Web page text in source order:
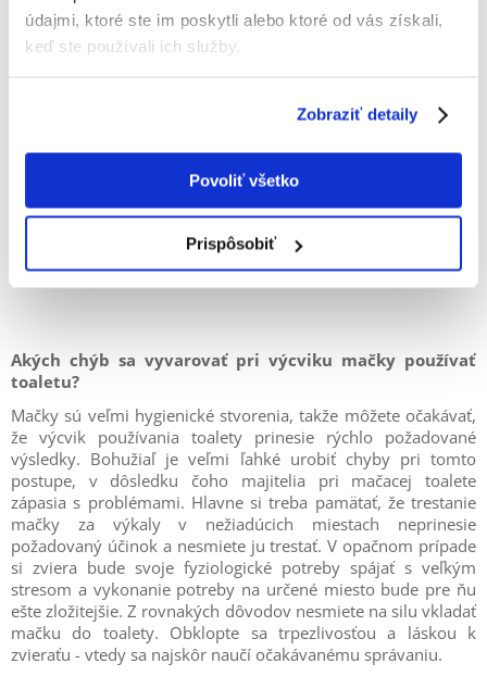
údajmi, ktoré ste im poskytli alebo ktoré od vás získali,
keď ste používali ich služby.
Zobraziť detaily
Povoliť všetko
Prispôsobiť
Akých chýb sa vyvarovať pri výcviku mačky používať
toaletu?
Mačky sú veľmi hygienické stvorenia, takže môžete očakávať,
že výcvik používania toalety prinesie rýchlo požadované
výsledky. Bohužiaľ je veľmi ľahké urobiť chyby pri tomto
postupe, v dôsledku čoho majitelia pri mačacej toalete
zápasia s problémami. Hlavne si treba pamätať, že trestanie
mačky za výkaly v nežiadúcich miestach neprinesie
požadovaný účinok a nesmiete ju trestať. V opačnom prípade
si zviera bude svoje fyziologické potreby spájať s veľkým
stresom a vykonanie potreby na určené miesto bude pre ňu
ešte zložitejšie. Z rovnakých dôvodov nesmiete na silu vkladať
mačku do toalety. Obklopte sa trpezlivosťou a láskou k
zvieraťu - vtedy sa najskôr naučí očakávanému správaniu.